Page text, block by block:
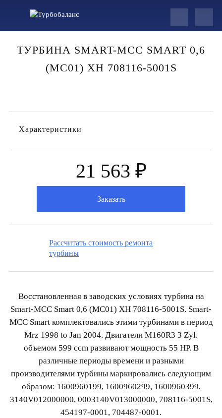
ТУРБИНА SMART-MCC SMART 0,6
(MC01) XH 708116-5001S
Характеристики
21 563 ₽
Заказать
Рассчитать стоимость ремонта
турбины
Восстановленная в заводских условиях турбина на
Smart-MCC Smart 0,6 (MC01) XH 708116-5001S. Smart-
MCC Smart комплектовались этими турбинами в период
Mrz 1998 to Jan 2004. Двигатели M160R3 3 Zyl.
объемом 599 ccm развивают мощность 55 HP. В
различные периоды времени и разными
производителями турбины маркировались следующим
образом: 1600960199, 1600960299, 1600960399,
3140V012000000, 0003140V013000000, 708116-5001S,
454197-0001, 704487-0001.